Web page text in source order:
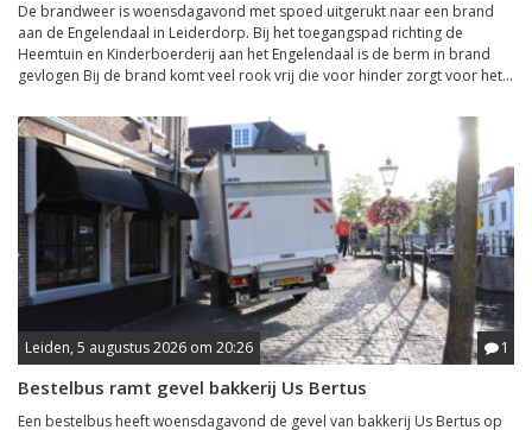
De brandweer is woensdagavond met spoed uitgerukt naar een brand
aan de Engelendaal in Leiderdorp. Bij het toegangspad richting de
Heemtuin en Kinderboerderij aan het Engelendaal is de berm in brand
gevlogen Bij de brand komt veel rook vrij die voor hinder zorgt voor het...
Leiden, 5 augustus 2026 om 20:26 1
Bestelbus ramt gevel bakkerij Us Bertus
Een bestelbus heeft woensdagavond de gevel van bakkerij Us Bertus op